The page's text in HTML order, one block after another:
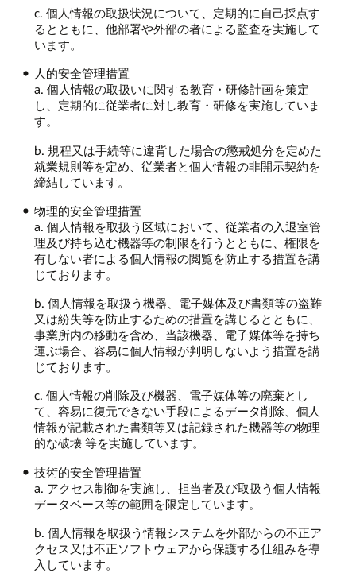
c. 個人情報の取扱状況について、定期的に自己採点す
るとともに、他部署や外部の者による監査を実施して
います。
人的安全管理措置
a. 個人情報の取扱いに関する教育・研修計画を策定
し、定期的に従業者に対し教育・研修を実施していま
す。
b. 規程又は手続等に違背した場合の懲戒処分を定めた
就業規則等を定め、従業者と個人情報の非開示契約を
締結しています。
物理的安全管理措置
a. 個人情報を取扱う区域において、従業者の入退室管
理及び持ち込む機器等の制限を行うとともに、権限を
有しない者による個人情報の閲覧を防止する措置を講
じております。
b. 個人情報を取扱う機器、電子媒体及び書類等の盗難
又は紛失等を防止するための措置を講じるとともに、
事業所内の移動を含め、当該機器、電子媒体等を持ち
運ぶ場合、容易に個人情報が判明しないよう措置を講
じております。
c. 個人情報の削除及び機器、電子媒体等の廃棄とし
て、容易に復元できない手段によるデータ削除、個人
情報が記載された書類等又は記録された機器等の物理
的な破壊 等を実施しています。
技術的安全管理措置
a. アクセス制御を実施し、担当者及び取扱う個人情報
データベース等の範囲を限定しています。
b. 個人情報を取扱う情報システムを外部からの不正ア
クセス又は不正ソフトウェアから保護する仕組みを導
入しています。